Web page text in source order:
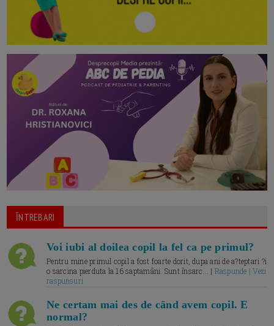
ĪNTREBARI
Voi iubi al doilea copil la fel ca pe primul?
Pentru mine primul copil a fost foarte dorit, dupa ani de a?teptari ?i
o sarcina pierduta la 16 saptamāni. Sunt īnsarc... | Raspunde | Vezi
raspunsuri
Ne certam mai des de cānd avem copil. E
normal?